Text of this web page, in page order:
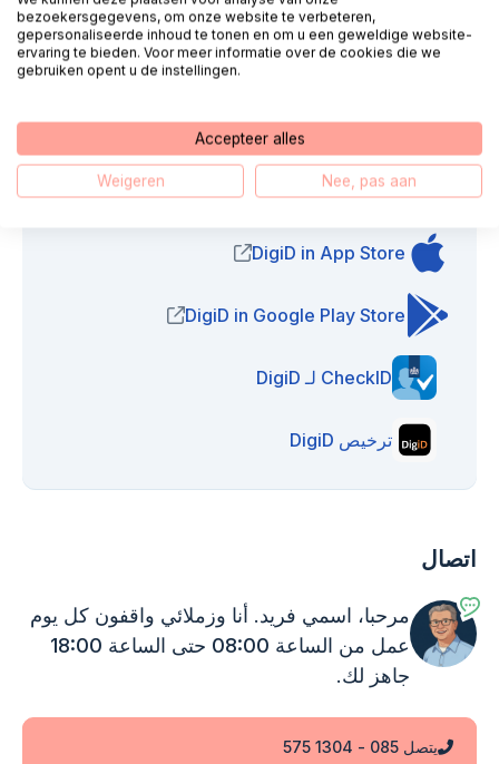
كيف أقوم بتفعيل تطبيق DigiD؟
Hoe werkt machtigen via DigiD?
روابط مفيدة
DigiD in App Store
(opens in new window)
DigiD in Google Play Store
(opens in new window)
CheckID لـ DigiD
ترخيص DigiD
اتصال
مرحبا، اسمي فريد. أنا وزملائي واقفون كل يوم
عمل من الساعة 08:00 حتى الساعة 18:00
جاهز لك.
يتصل 085 - 1304 575
bezoekersgegevens, om onze website te verbeteren,
gepersonaliseerde inhoud te tonen en om u een geweldige website-
ervaring te bieden. Voor meer informatie over de cookies die we
gebruiken opent u de instellingen.
Accepteer alles
Weigeren Nee, pas aan